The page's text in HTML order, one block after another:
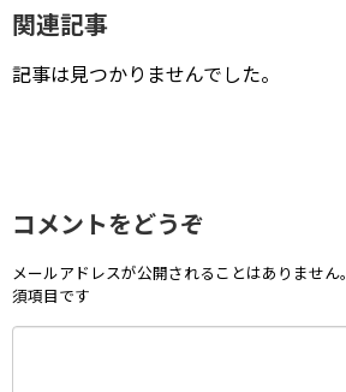
関連記事
記事は見つかりませんでした。
コメントをどうぞ
メールアドレスが公開されることはありません。
須項目です